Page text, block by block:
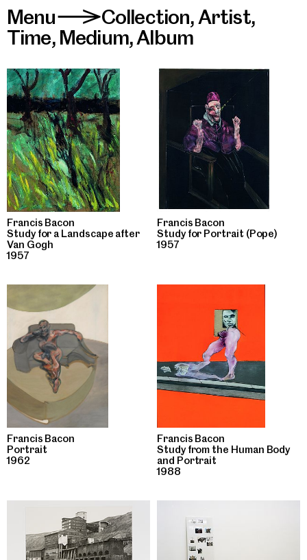
Menu>Collection,Artist,
Time, Medium,Album
Francis Bacon
Study for a Landscape after
Van Gogh
1957
Francis Bacon
Study for Portrait (Pope)
1957
Francis Bacon
Portrait
1962
Francis Bacon
Study from the Human Body
and Portrait
1988